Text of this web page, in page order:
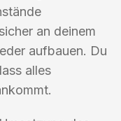
an deinem
aufbauen. Du
alles